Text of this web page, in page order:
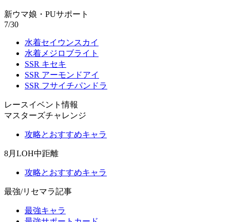
新ウマ娘・PUサポート
7/30
水着セイウンスカイ
水着メジロブライト
SSR キセキ
SSR アーモンドアイ
SSR フサイチパンドラ
レースイベント情報
マスターズチャレンジ
攻略とおすすめキャラ
8月LOH中距離
攻略とおすすめキャラ
最強/リセマラ記事
最強キャラ